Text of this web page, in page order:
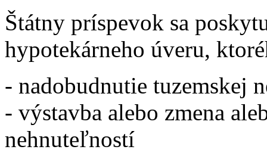
Štátny príspevok sa
hypotekárneho úveru,
- nadobudnutie tuzemskej
- výstavba alebo zmena
nehnuteľností